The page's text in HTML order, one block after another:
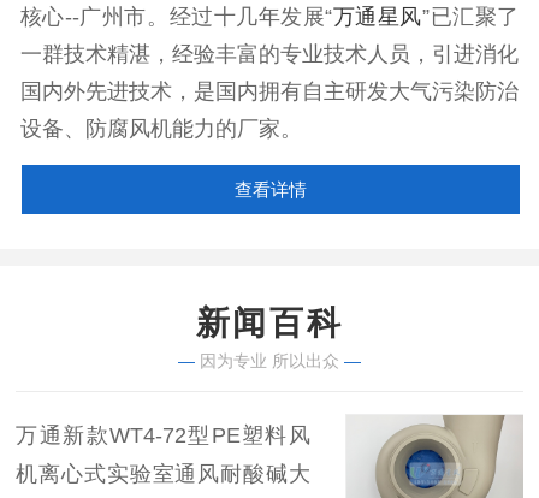
核心--广州市。经过十几年发展“万通星风”已汇聚了
一群技术精湛，经验丰富的专业技术人员，引进消化
国内外先进技术，是国内拥有自主研发大气污染防治
设备、防腐风机能力的厂家。
查看详情
新闻百科
— 因为专业 所以出众 —
万通新款WT4-72型PE塑料风
机离心式实验室通风耐酸碱大